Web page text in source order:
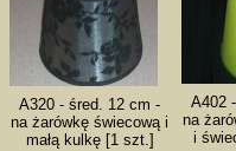
A320 - śred. 12 cm -
na żarówkę świecową i
małą kulkę [1 szt.]
A402
na
i